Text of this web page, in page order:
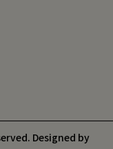
Designed by